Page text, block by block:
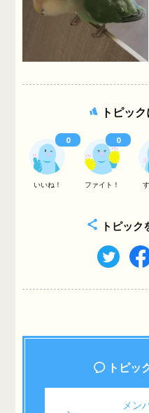
トピッ
いいね！ ファイト！
0 0
トピック
トピッ
メン